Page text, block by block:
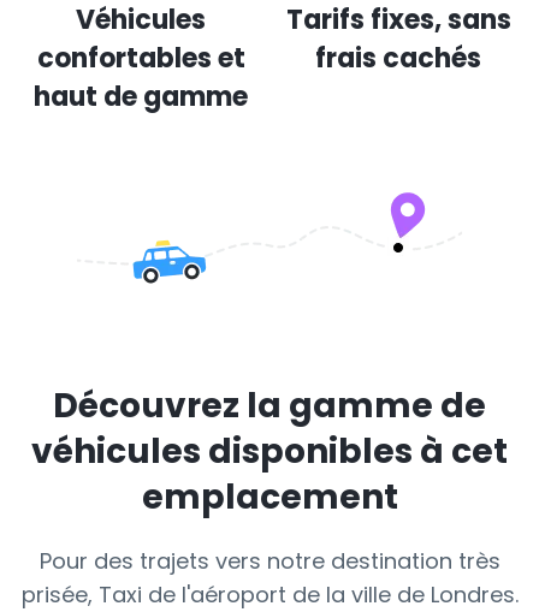
Véhicules
confortables et
haut de gamme
Tarifs fixes, sans
frais cachés
Découvrez la gamme de
véhicules disponibles à cet
emplacement
Pour des trajets vers notre destination très
prisée, Taxi de l'aéroport de la ville de Londres.